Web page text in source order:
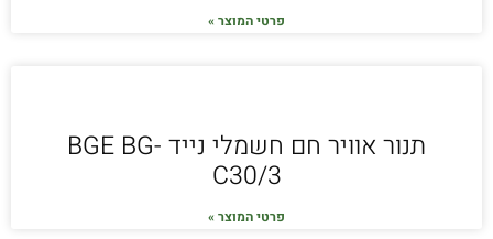
פרטי המוצר »
תנור אוויר חם חשמלי נייד BGE BG-
C30/3
פרטי המוצר »